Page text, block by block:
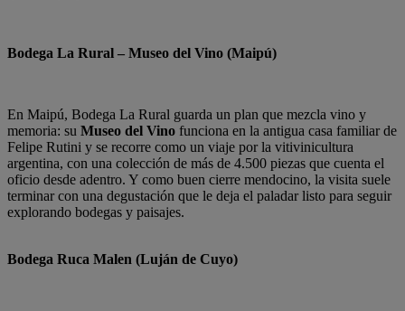
Bodega La Rural – Museo del Vino (Maipú)
En Maipú, Bodega La Rural guarda un plan que mezcla vino y
memoria: su Museo del Vino funciona en la antigua casa familiar de
Felipe Rutini y se recorre como un viaje por la vitivinicultura
argentina, con una colección de más de 4.500 piezas que cuenta el
oficio desde adentro. Y como buen cierre mendocino, la visita suele
terminar con una degustación que le deja el paladar listo para seguir
explorando bodegas y paisajes.
Bodega Ruca Malen (Luján de Cuyo)